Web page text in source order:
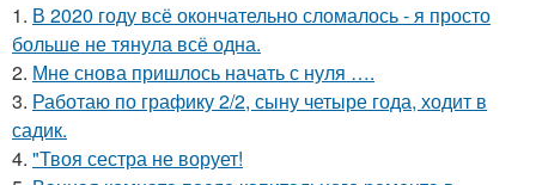
1. В 2020 году всё окончательно сломалось - я просто
больше не тянула всё одна.
2. Мне снова пришлось начать с нуля ….
3. Работаю по графику 2/2, сыну четыре года, ходит в
садик.
4. "Твоя сестра не ворует!